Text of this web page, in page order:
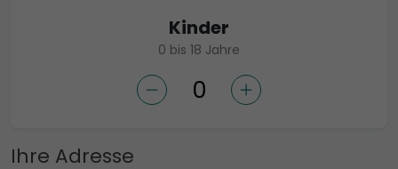
Kinder
0 bis 18 Jahre
Ihre Adresse